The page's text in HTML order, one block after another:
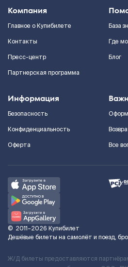
Компания
Главное о Купибилете
Контакты
Пресс-центр
Партнерская программа
База
Где
Блог
Информация
Безопасность
Конфиденциальность
Оферта
Все
© 2011–2026 Купибилет
Дешёвые билеты на самолёт и поезд,
Ж/Д билеты предоставляются